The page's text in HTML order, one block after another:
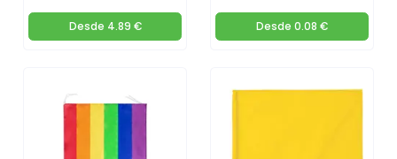
Desde 4.89 € Desde 0.08 €